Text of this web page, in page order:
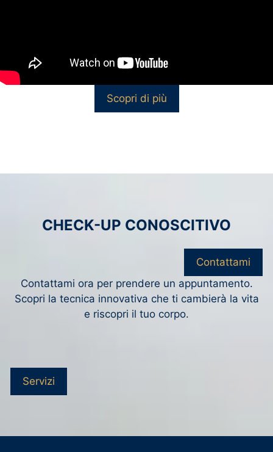
Scopri di più
CHECK-UP CONOSCITIVO
Contattami
Contattami ora per prendere un appuntamento.
Scopri la tecnica innovativa che ti cambierà la vita
e riscopri il tuo corpo.
Servizi